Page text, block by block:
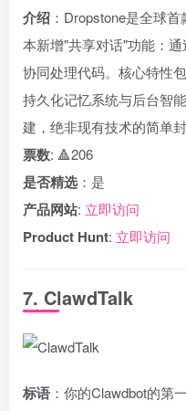
介绍 ：Dropstone是全球
本新增"共享对话"功能：
协同处理代码。核心特性
持久化记忆系统与后台智
建，绝非现有技术的简单封
票数: 🔺206
是否精选 ：是
产品网站: 立即访问
Product Hunt: 立即访问
7. ClawdTalk
标语 ：你的Clawdbot的第